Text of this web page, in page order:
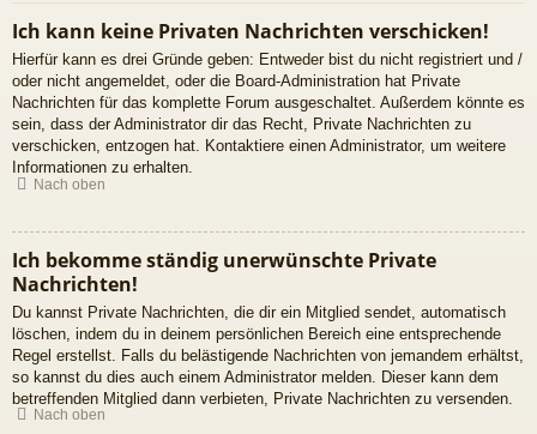
Ich kann keine Privaten Nachrichten verschicken!
Hierfür kann es drei Gründe geben: Entweder bist du nicht registriert und /
oder nicht angemeldet, oder die Board-Administration hat Private
Nachrichten für das komplette Forum ausgeschaltet. Außerdem könnte es
sein, dass der Administrator dir das Recht, Private Nachrichten zu
verschicken, entzogen hat. Kontaktiere einen Administrator, um weitere
Informationen zu erhalten.
Nach oben
Ich bekomme ständig unerwünschte Private
Nachrichten!
Du kannst Private Nachrichten, die dir ein Mitglied sendet, automatisch
löschen, indem du in deinem persönlichen Bereich eine entsprechende
Regel erstellst. Falls du belästigende Nachrichten von jemandem erhältst,
so kannst du dies auch einem Administrator melden. Dieser kann dem
betreffenden Mitglied dann verbieten, Private Nachrichten zu versenden.
Nach oben